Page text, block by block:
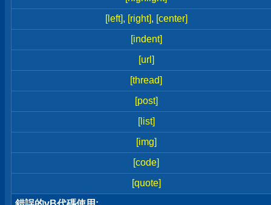
[left], [right], [center]
[indent]
[url]
[thread]
[post]
[list]
[img]
[code]
[quote]